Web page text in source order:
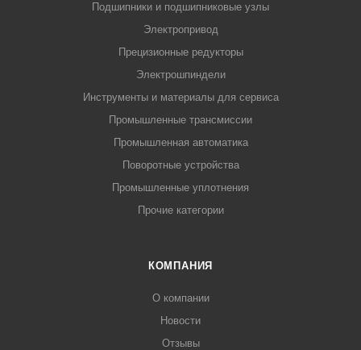
Подшипники и подшипниковые узлы
Электропривод
Прецизионные редукторы
Электрошпиндели
Инструменты и материалы для сервиса
Промышленные трансмиссии
Промышленная автоматика
Поворотные устройства
Промышленные уплотнения
Прочие категории
КОМПАНИЯ
О компании
Новости
Отзывы